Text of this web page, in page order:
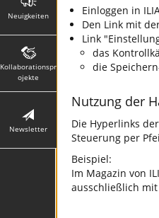
Neuigkeiten
Kollaborationspr
ojekte
Newsletter
Einloggen in
Den Link mit
Link
das
die
Nutzung der
Die Hyperlinks
Steuerung per
Beispiel:
Im Magazin von
ausschließlich